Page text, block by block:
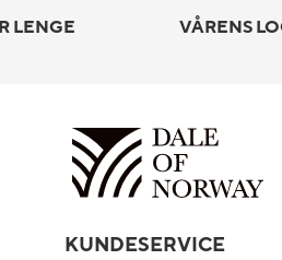
LENGE VÅRENS
KUNDESERVICE